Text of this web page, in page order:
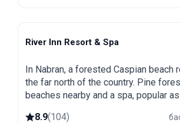
Nabran
River Inn Resort & Spa
In Nabran, a forested Caspian beach
the far north of the country. Pine
beaches nearby and a spa, popular
8.9(104)